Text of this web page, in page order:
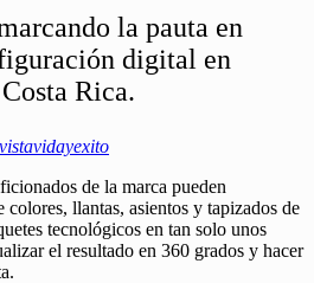
la pauta en
digital en
Rica.
de la marca pueden
llantas, asientos y tapizados de
tecnológicos en tan solo unos
el resultado en 360 grados y hacer